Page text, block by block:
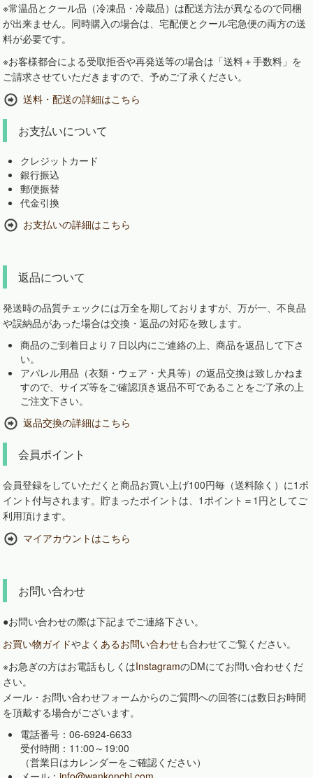
※常温品とクール品（冷凍品・冷蔵品）は配送方法が異なるので同梱
が出来ません。同時購入の場合は、宅配便とクール宅急便の両方の送
料が必要です。
※お客様都合による受取拒否や再発送等の場合は「送料＋手数料」を
ご請求させていただきますので、予めご了承ください。
送料・配送の詳細はこちら
お支払いについて
クレジットカード
銀行振込
郵便振替
代金引換
お支払いの詳細はこちら
返品について
発送時の品質チェックには万全を期しておりますが、万が一、不良品
や誤納品があった場合は交換・返品の対応を致します。
商品のご到着日より７日以内にご連絡の上、商品を返品して下さ
い。
アパレル用品（衣類・ウェア・犬具等）の返品交換は致しかねま
すので、サイズ等をご確認頂き返品不可であることをご了承の上
ご注文下さい。
返品交換の詳細はこちら
会員ポイント
会員登録をしていただくと商品お買い上げ100円毎（送料除く）に1ポ
イント付与されます。貯まったポイントは、1ポイント＝1円としてご
利用頂けます。
マイアカウントはこちら
お問い合わせ
●お問い合わせの際は下記までご連絡下さい。
お買い物ガイドやよくあるお問い合わせも合わせてご覧ください。
※お急ぎの方はお電話もしくはInstagramのDMにてお問い合わせくだ
さい。
メール・お問い合わせフォームからのご質問への回答には数日お時間
を頂戴する場合がございます。
電話番号：06-6924-6633
受付時間：11:00～19:00
（営業日はカレンダーをご確認ください）